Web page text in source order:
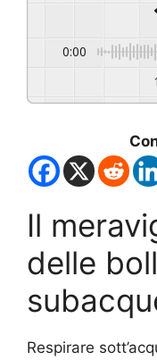
0:00
Il
delle
Respirare